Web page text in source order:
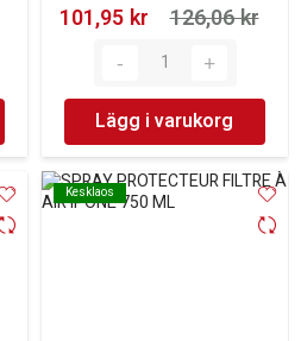
101,95 kr‎
126,06 kr‎
Lägg i varukorg
Kesklaos
Kesklaos